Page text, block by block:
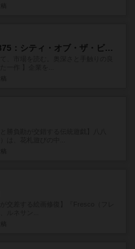
シカゴ1875：シティ・オブ・ザ・ビッグ・ショルダーズ